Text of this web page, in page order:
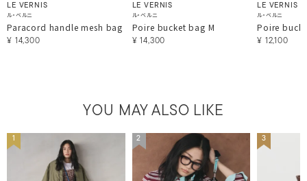
LE VERNIS
ル・ベルニ
Paracord handle mesh bag
¥ 14,300
LE VERNIS
ル・ベルニ
Poire bucket bag M
¥ 14,300
LE VERNIS
ル・ベルニ
Poire
¥ 12,100
YOU MAY ALSO LIKE
1 2 3